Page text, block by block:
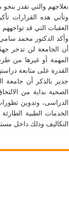
بعلاجهم والتي تقدر بنحو مليون و
وتأتي هذه القرارات
العقبات التي قد
وأكد الدكتور محمد
أن الجامعة لن تدخر
المهمة أو غيرها من
القدرة على متابعة
جدير بالذكر أن جامعة
الصحية بداية من
الدراسى، وتدوين
الخدمات الطبية
التكاليف وذلك داخل